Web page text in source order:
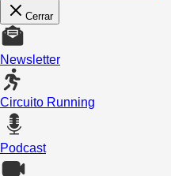
Cerrar
Newsletter
Circuito Running
Podcast